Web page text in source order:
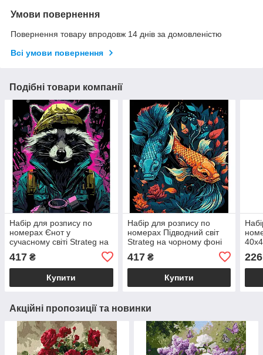
Умови повернення
Повернення товару впродовж 14 днів за домовленістю
Всі умови повернення
Подібні товари компанії
Набір для розпису по
номерах Єнот у
сучасному світі Strateg на
30х40 см (FH-3)
417 ₴
Купити
Набір для розпису по
номерах Підводний світ
Strateg на чорному фоні
розміром 30х40 см (FH-6)
417₴
Купити
226
Акційні пропозиції та новинки